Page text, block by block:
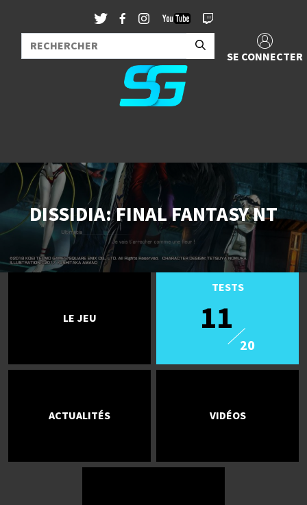
SE CONNECTER
DISSIDIA: FINAL FANTASY NT
LE JEU
TESTS
11
20
ACTUALITÉS VIDÉOS